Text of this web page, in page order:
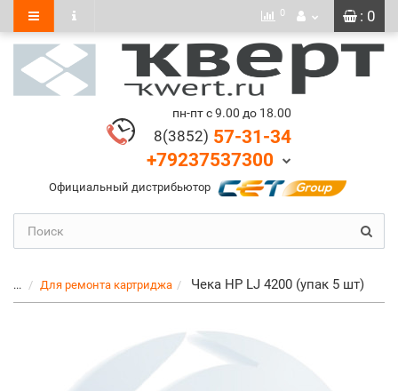
: 0
0
пн-пт с 9.00 до 18.00
8(3852) 57-31-34
+79237537300
Официальный дистрибьютор
... Для ремонта картриджа Чека HP LJ 4200 (упак 5 шт)